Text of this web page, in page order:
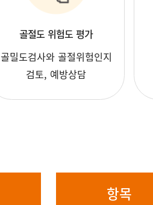
골절도 위험도 평가
골밀도검사와 골절위험인지
검토, 예방상담
항목